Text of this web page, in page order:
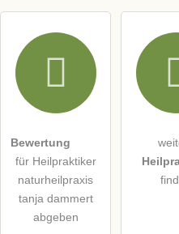
Hiermit akzeptiere ich
Die Datenschutzerklärunghabe
Hinweis:Bitte beachten Sie,
Besucher sichtbar
Klicken Sie hier um eine
Bewertung
für Heilpraktiker
naturheilpraxis
tanja dammert
abgeben